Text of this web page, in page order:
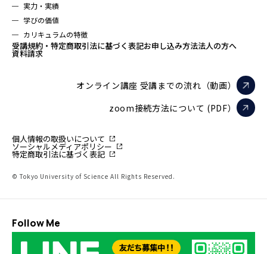
実力・実績
学びの価値
カリキュラムの特徴
受講規約・特定商取引法に基づく表記お申し込み方法法人の方へ
資料請求
オンライン講座 受講までの流れ（動画）
zoom接続方法について (PDF）
個人情報の取扱いについて
ソーシャルメディアポリシー
特定商取引法に基づく表記
© Tokyo University of Science All Rights Reserved.
Follow Me